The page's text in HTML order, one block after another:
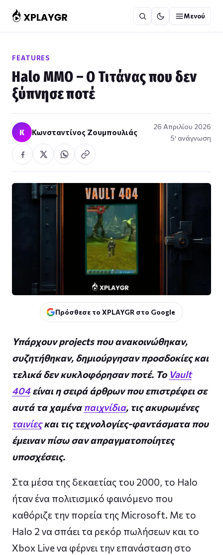
στο
περιεχόμενο
Μενού
FEATURES
Halo MMO – Ο Τιτάνας που δεν
ξύπνησε ποτέ
Κ Κωνσταντίνος Ζουμπουλιάς
26 Απριλίου 2026
5′ ανάγνωση
Πρόσθεσε το XPLAYGR στο Google
Υπάρχουν projects που ανακοινώθηκαν,
συζητήθηκαν, δημιούργησαν προσδοκίες και
τελικά δεν κυκλοφόρησαν ποτέ. Το Vault
404είναι η σειρά άρθρων που επιστρέφει σε
αυτά τα χαμένα παιχνίδια, τις ακυρωμένες
ταινίεςκαι τις τεχνολογίες-φαντάσματα που
έμειναν πίσω σαν απραγματοποίητες
υποσχέσεις.
Στα μέσα της δεκαετίας του 2000, το Halo
ήταν ένα πολιτισμικό φαινόμενο που
καθόριζε την πορεία της Microsoft. Με το
Halo 2 να σπάει τα ρεκόρ πωλήσεων και το
Xbox Live να φέρνει την επανάσταση στο